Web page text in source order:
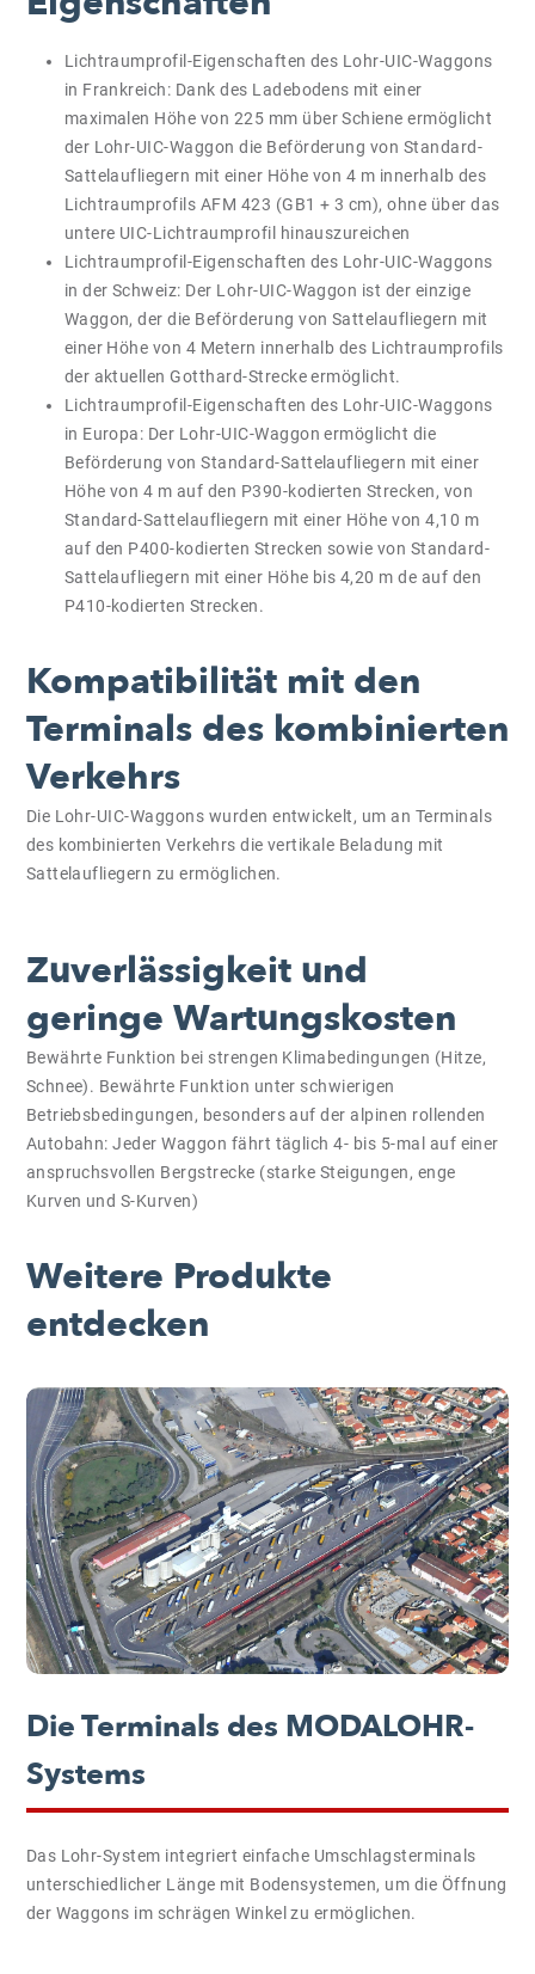
Lichtraumprofil-Eigenschaften des Lohr-UIC-Waggons
in Frankreich: Dank des Ladebodens mit einer
maximalen Höhe von 225 mm über Schiene ermöglicht
der Lohr-UIC-Waggon die Beförderung von Standard-
Sattelaufliegern mit einer Höhe von 4 m innerhalb des
Lichtraumprofils AFM 423 (GB1 + 3 cm), ohne über das
untere UIC-Lichtraumprofil hinauszureichen
Lichtraumprofil-Eigenschaften des Lohr-UIC-Waggons
in der Schweiz: Der Lohr-UIC-Waggon ist der einzige
Waggon, der die Beförderung von Sattelaufliegern mit
einer Höhe von 4 Metern innerhalb des Lichtraumprofils
der aktuellen Gotthard-Strecke ermöglicht.
Lichtraumprofil-Eigenschaften des Lohr-UIC-Waggons
in Europa: Der Lohr-UIC-Waggon ermöglicht die
Beförderung von Standard-Sattelaufliegern mit einer
Höhe von 4 m auf den P390-kodierten Strecken, von
Standard-Sattelaufliegern mit einer Höhe von 4,10 m
auf den P400-kodierten Strecken sowie von Standard-
Sattelaufliegern mit einer Höhe bis 4,20 m de auf den
P410-kodierten Strecken.
Kompatibilität mit den
Terminals des kombinierten
Verkehrs
Die Lohr-UIC-Waggons wurden entwickelt, um an Terminals
des kombinierten Verkehrs die vertikale Beladung mit
Sattelaufliegern zu ermöglichen.
Zuverlässigkeit und
geringe Wartungskosten
Bewährte Funktion bei strengen Klimabedingungen (Hitze,
Schnee). Bewährte Funktion unter schwierigen
Betriebsbedingungen, besonders auf der alpinen rollenden
Autobahn: Jeder Waggon fährt täglich 4- bis 5-mal auf einer
anspruchsvollen Bergstrecke (starke Steigungen, enge
Kurven und S-Kurven)
Weitere Produkte
entdecken
Die Terminals des MODALOHR-
Systems
Das Lohr-System integriert einfache Umschlagsterminals
unterschiedlicher Länge mit Bodensystemen, um die Öffnung
der Waggons im schrägen Winkel zu ermöglichen.